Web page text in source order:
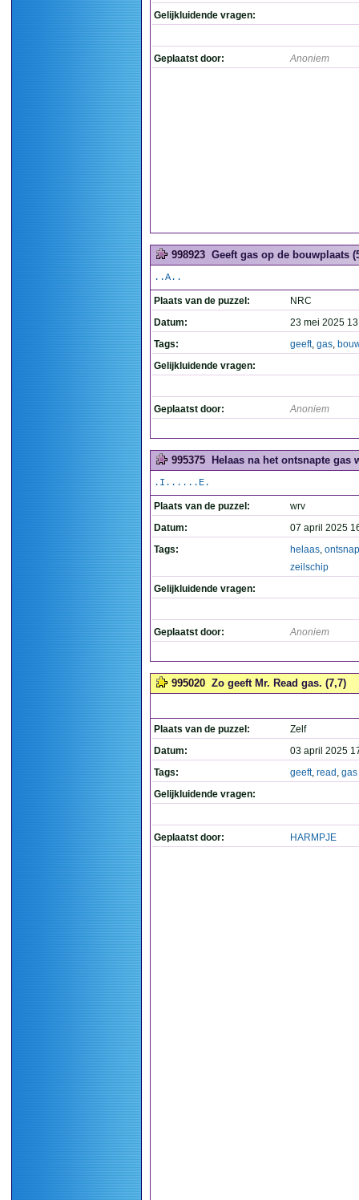
Gelijkluidende vragen:
Geplaatst door: Anoniem
998923 Geeft gas op de bouwplaats
..A..
Plaats van de puzzel:
NRC
Datum:
23 mei 2025
Tags:
geeft, gas,
Gelijkluidende vragen:
Geplaatst door: Anoniem
995375 Helaas na het ontsnapte gas
.I......E.
Plaats van de puzzel:
wrv
Datum:
07 april 2025
Tags:
helaas,
zeilschip
Gelijkluidende vragen:
Geplaatst door: Anoniem
995020 Zo geeft Mr. Read gas. (7,7)
Plaats van de puzzel:
Zelf
Datum:
03 april 2025
Tags:
geeft, read , gas
Gelijkluidende vragen:
Geplaatst door: HARMPJE